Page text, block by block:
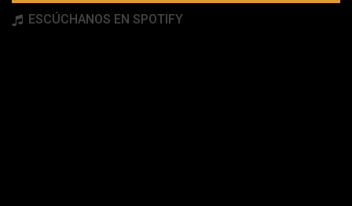
ESCÚCHANOS EN SPOTIFY